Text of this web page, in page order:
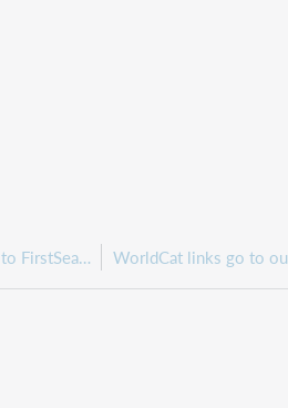
Why should my library continue to subscribe to FirstSearch/WorldCat Discovery if my users can search the entire WorldCat database through WorldCat.org?